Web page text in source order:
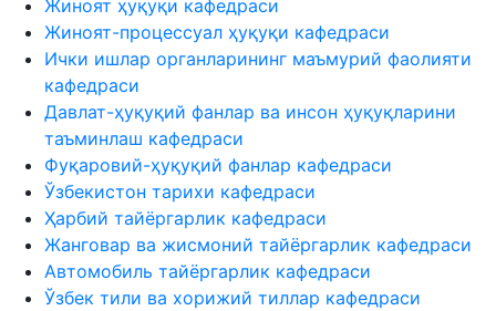
Жиноят ҳуқуқи кафедраси
Жиноят-процессуал ҳуқуқи кафедраси
Ички ишлар органларининг маъмурий фаолияти
кафедраси
Давлат-ҳуқуқий фанлар ва инсон ҳуқуқларини
таъминлаш кафедраси
Фуқаровий-ҳуқуқий фанлар кафедраси
Ўзбекистон тарихи кафедраси
Ҳарбий тайёргарлик кафедраси
Жанговар ва жисмоний тайёргарлик кафедраси
Автомобиль тайёргарлик кафедраси
Ўзбек тили ва хорижий тиллар кафедраси